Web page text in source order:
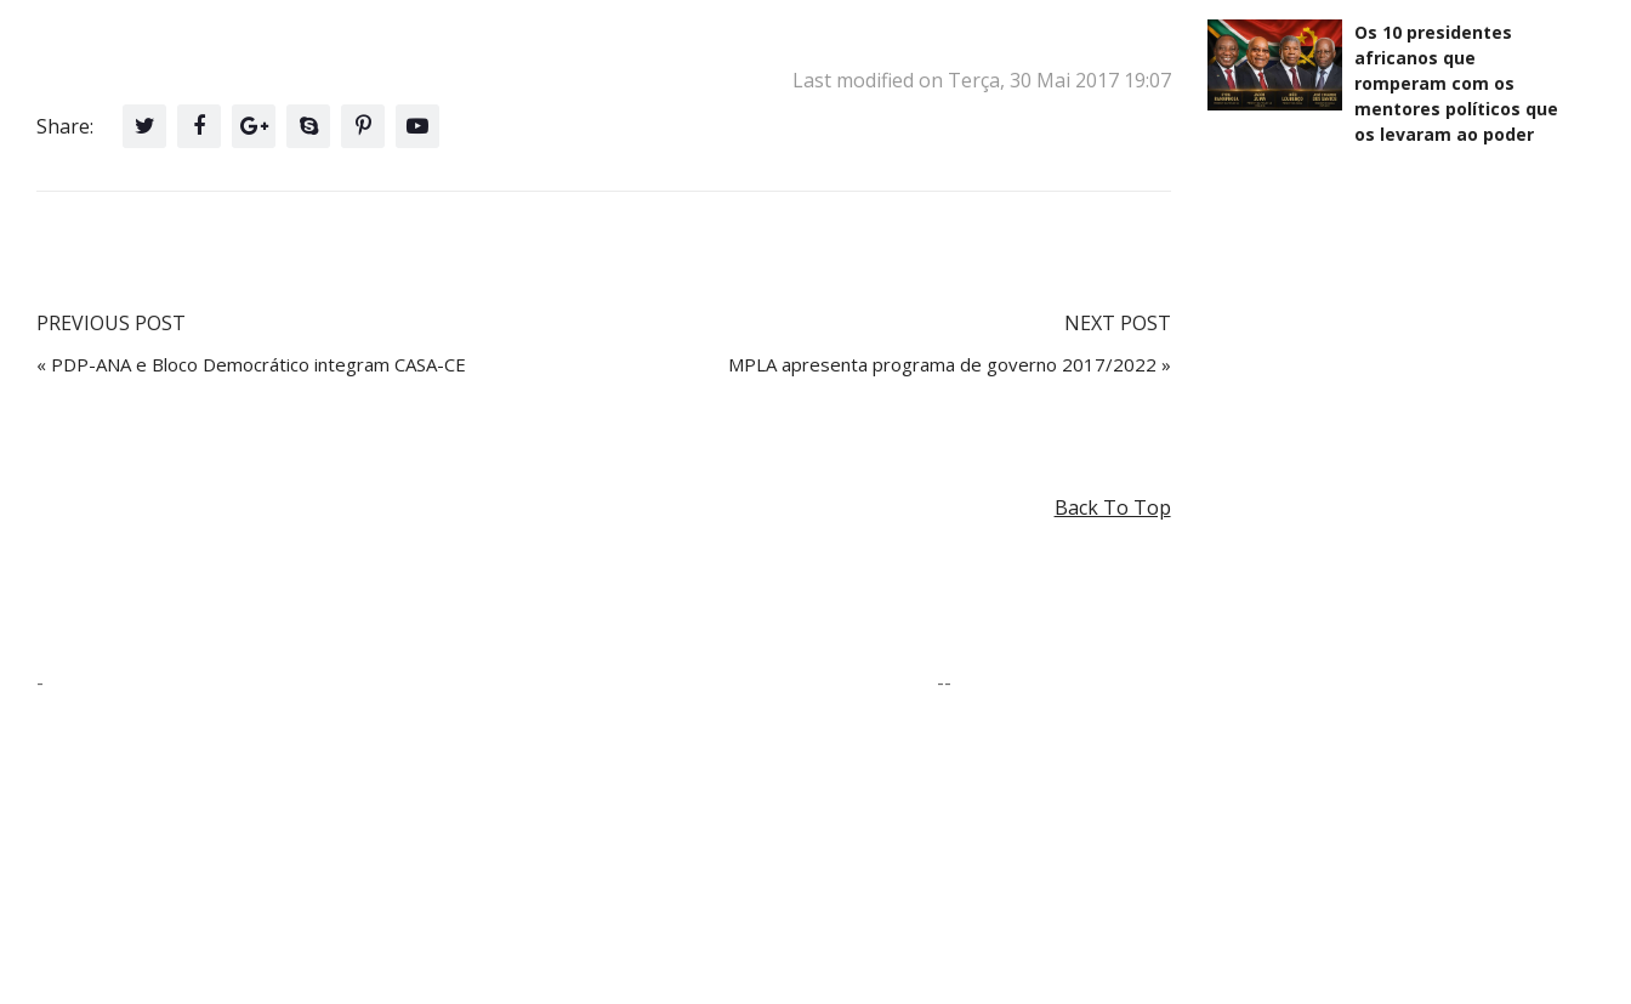
Last modified on Terça, 30 Mai 2017 19:07
Share:
PREVIOUS POST
« PDP-ANA e Bloco Democrático integram CASA-CE
NEXT POST
MPLA apresenta programa de governo 2017/2022 »
Back To Top
- --
Os 10 presidentes
africanos que
romperam com os
mentores políticos que
os levaram ao poder